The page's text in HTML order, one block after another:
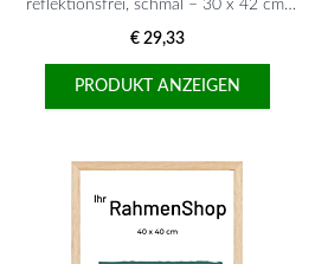
reflektionsfrei, schmal – 30 x 42 cm,
A3, Typ 320
€ 29,33
PRODUKT ANZEIGEN